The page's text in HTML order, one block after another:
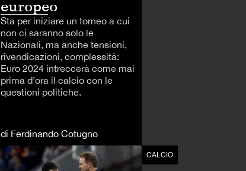
europeo
Sta per iniziare un torneo a cui
non ci saranno solo le
Nazionali, ma anche tensioni,
rivendicazioni, complessità:
Euro 2024 intreccerà come mai
prima d’ora il calcio con le
questioni politiche.
di Ferdinando Cotugno
CALCIO CALCIO